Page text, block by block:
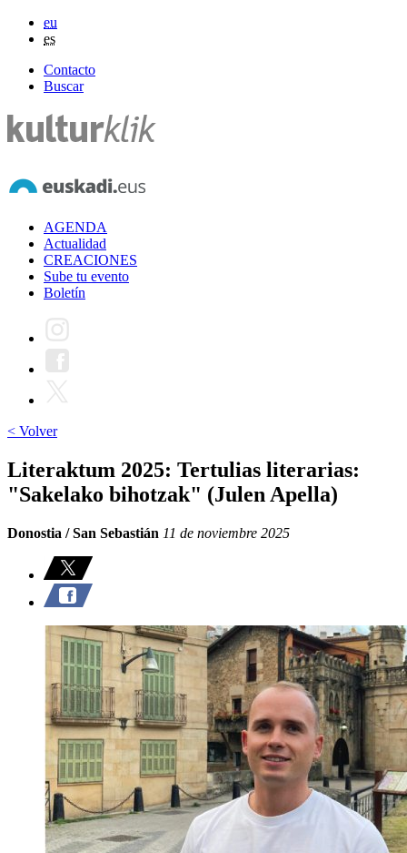
eu
es
Contacto
Buscar
AGENDA
Actualidad
CREACIONES
Sube tu evento
Boletín
< Volver
Literaktum 2025: Tertulias literarias:
"Sakelako bihotzak" (Julen Apella)
Donostia / San Sebastián 11 de noviembre 2025